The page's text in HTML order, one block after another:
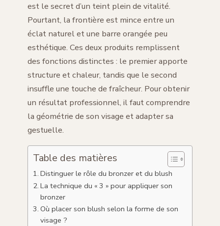
est le secret d’un teint plein de vitalité.
Pourtant, la frontière est mince entre un
éclat naturel et une barre orangée peu
esthétique. Ces deux produits remplissent
des fonctions distinctes : le premier apporte
structure et chaleur, tandis que le second
insuffle une touche de fraîcheur. Pour obtenir
un résultat professionnel, il faut comprendre
la géométrie de son visage et adapter sa
gestuelle.
Table des matières
Distinguer le rôle du bronzer et du blush
La technique du « 3 » pour appliquer son
bronzer
Où placer son blush selon la forme de son
visage ?